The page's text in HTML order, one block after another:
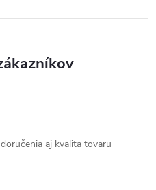
aj kvalita tovaru